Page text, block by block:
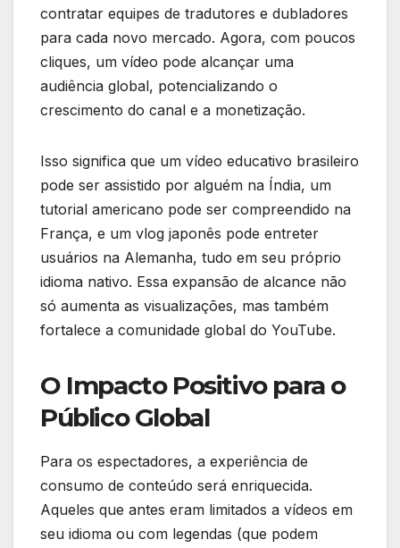
contratar equipes de tradutores e dubladores
para cada novo mercado. Agora, com poucos
cliques, um vídeo pode alcançar uma
audiência global, potencializando o
crescimento do canal e a monetização.
Isso significa que um vídeo educativo brasileiro
pode ser assistido por alguém na Índia, um
tutorial americano pode ser compreendido na
França, e um vlog japonês pode entreter
usuários na Alemanha, tudo em seu próprio
idioma nativo. Essa expansão de alcance não
só aumenta as visualizações, mas também
fortalece a comunidade global do YouTube.
O Impacto Positivo para o
Público Global
Para os espectadores, a experiência de
consumo de conteúdo será enriquecida.
Aqueles que antes eram limitados a vídeos em
seu idioma ou com legendas (que podem